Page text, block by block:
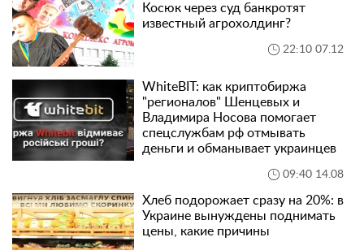
Косюк через суд банкротят
известный агрохолдинг?
22:10 07.12
WhiteBIT: как криптобиржа
"регионалов" Шенцевых и
Владимира Носова помогает
спецслужбам рф отмывать
деньги и обманывает украинцев
09:40 14.08
Хлеб подорожает сразу на 20%: в
Украине вынуждены поднимать
цены, какие причины